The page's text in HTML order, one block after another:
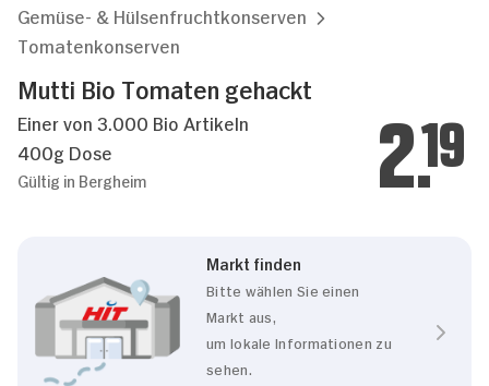
Gemüse- & Hülsenfruchtkonserven
Tomatenkonserven
Mutti Bio Tomaten gehackt
Einer von 3.000 Bio Artikeln
400g Dose
Gültig in Bergheim 2.19
Markt finden
Bitte wählen Sie einen
Markt aus,
um lokale Informationen zu
sehen.